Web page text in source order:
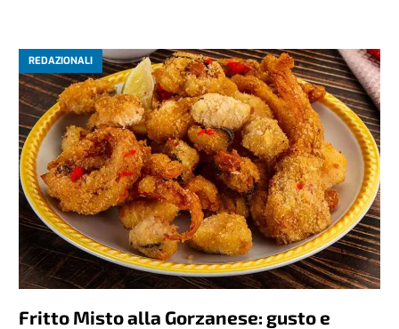
REDAZIONALI
Fritto Misto alla Gorzanese: gusto e